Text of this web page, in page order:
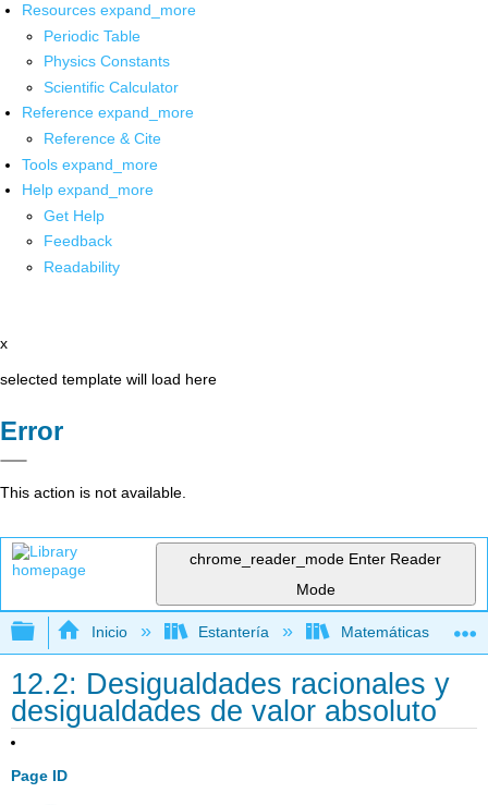
Resources expand_more
Periodic Table
Physics Constants
Scientific Calculator
Reference expand_more
Reference & Cite
Tools expand_more
Help expand_more
Get Help
Feedback
Readability
x
selected template will load here
Error
This action is not available.
chrome_reader_mode Enter Reader
Mode
Expandir/contraer jerarquía global
Inicio Estantería Matemáticas
12.2: Desigualdades racionales y
desigualdades de valor absoluto
Page ID